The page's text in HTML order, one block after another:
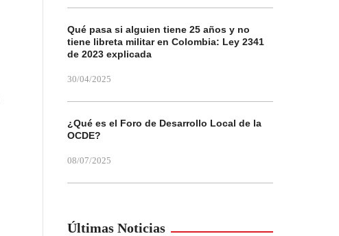
Qué pasa si alguien tiene 25 años y no
tiene libreta militar en Colombia: Ley 2341
de 2023 explicada
30/04/2025
¿Qué es el Foro de Desarrollo Local de la
OCDE?
08/07/2025
Últimas Noticias